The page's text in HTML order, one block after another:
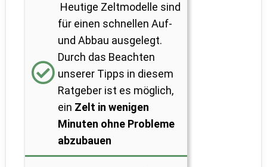
Heutige Zeltmodelle sind
für einen schnellen Auf-
und Abbau ausgelegt.
Durch das Beachten
unserer Tipps in diesem
Ratgeber ist es möglich,
ein Zelt in wenigen
Minuten ohne Probleme
abzubauen